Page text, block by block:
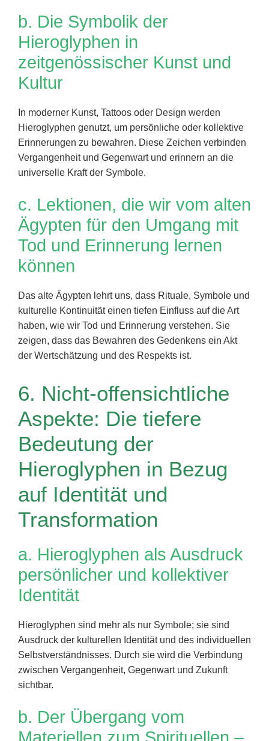
b. Die Symbolik der
Hieroglyphen in
zeitgenössischer Kunst und
Kultur
In moderner Kunst, Tattoos oder Design werden
Hieroglyphen genutzt, um persönliche oder kollektive
Erinnerungen zu bewahren. Diese Zeichen verbinden
Vergangenheit und Gegenwart und erinnern an die
universelle Kraft der Symbole.
c. Lektionen, die wir vom alten
Ägypten für den Umgang mit
Tod und Erinnerung lernen
können
Das alte Ägypten lehrt uns, dass Rituale, Symbole und
kulturelle Kontinuität einen tiefen Einfluss auf die Art
haben, wie wir Tod und Erinnerung verstehen. Sie
zeigen, dass das Bewahren des Gedenkens ein Akt
der Wertschätzung und des Respekts ist.
6. Nicht-offensichtliche
Aspekte: Die tiefere
Bedeutung der
Hieroglyphen in Bezug
auf Identität und
Transformation
a. Hieroglyphen als Ausdruck
persönlicher und kollektiver
Identität
Hieroglyphen sind mehr als nur Symbole; sie sind
Ausdruck der kulturellen Identität und des individuellen
Selbstverständnisses. Durch sie wird die Verbindung
zwischen Vergangenheit, Gegenwart und Zukunft
sichtbar.
b. Der Übergang vom